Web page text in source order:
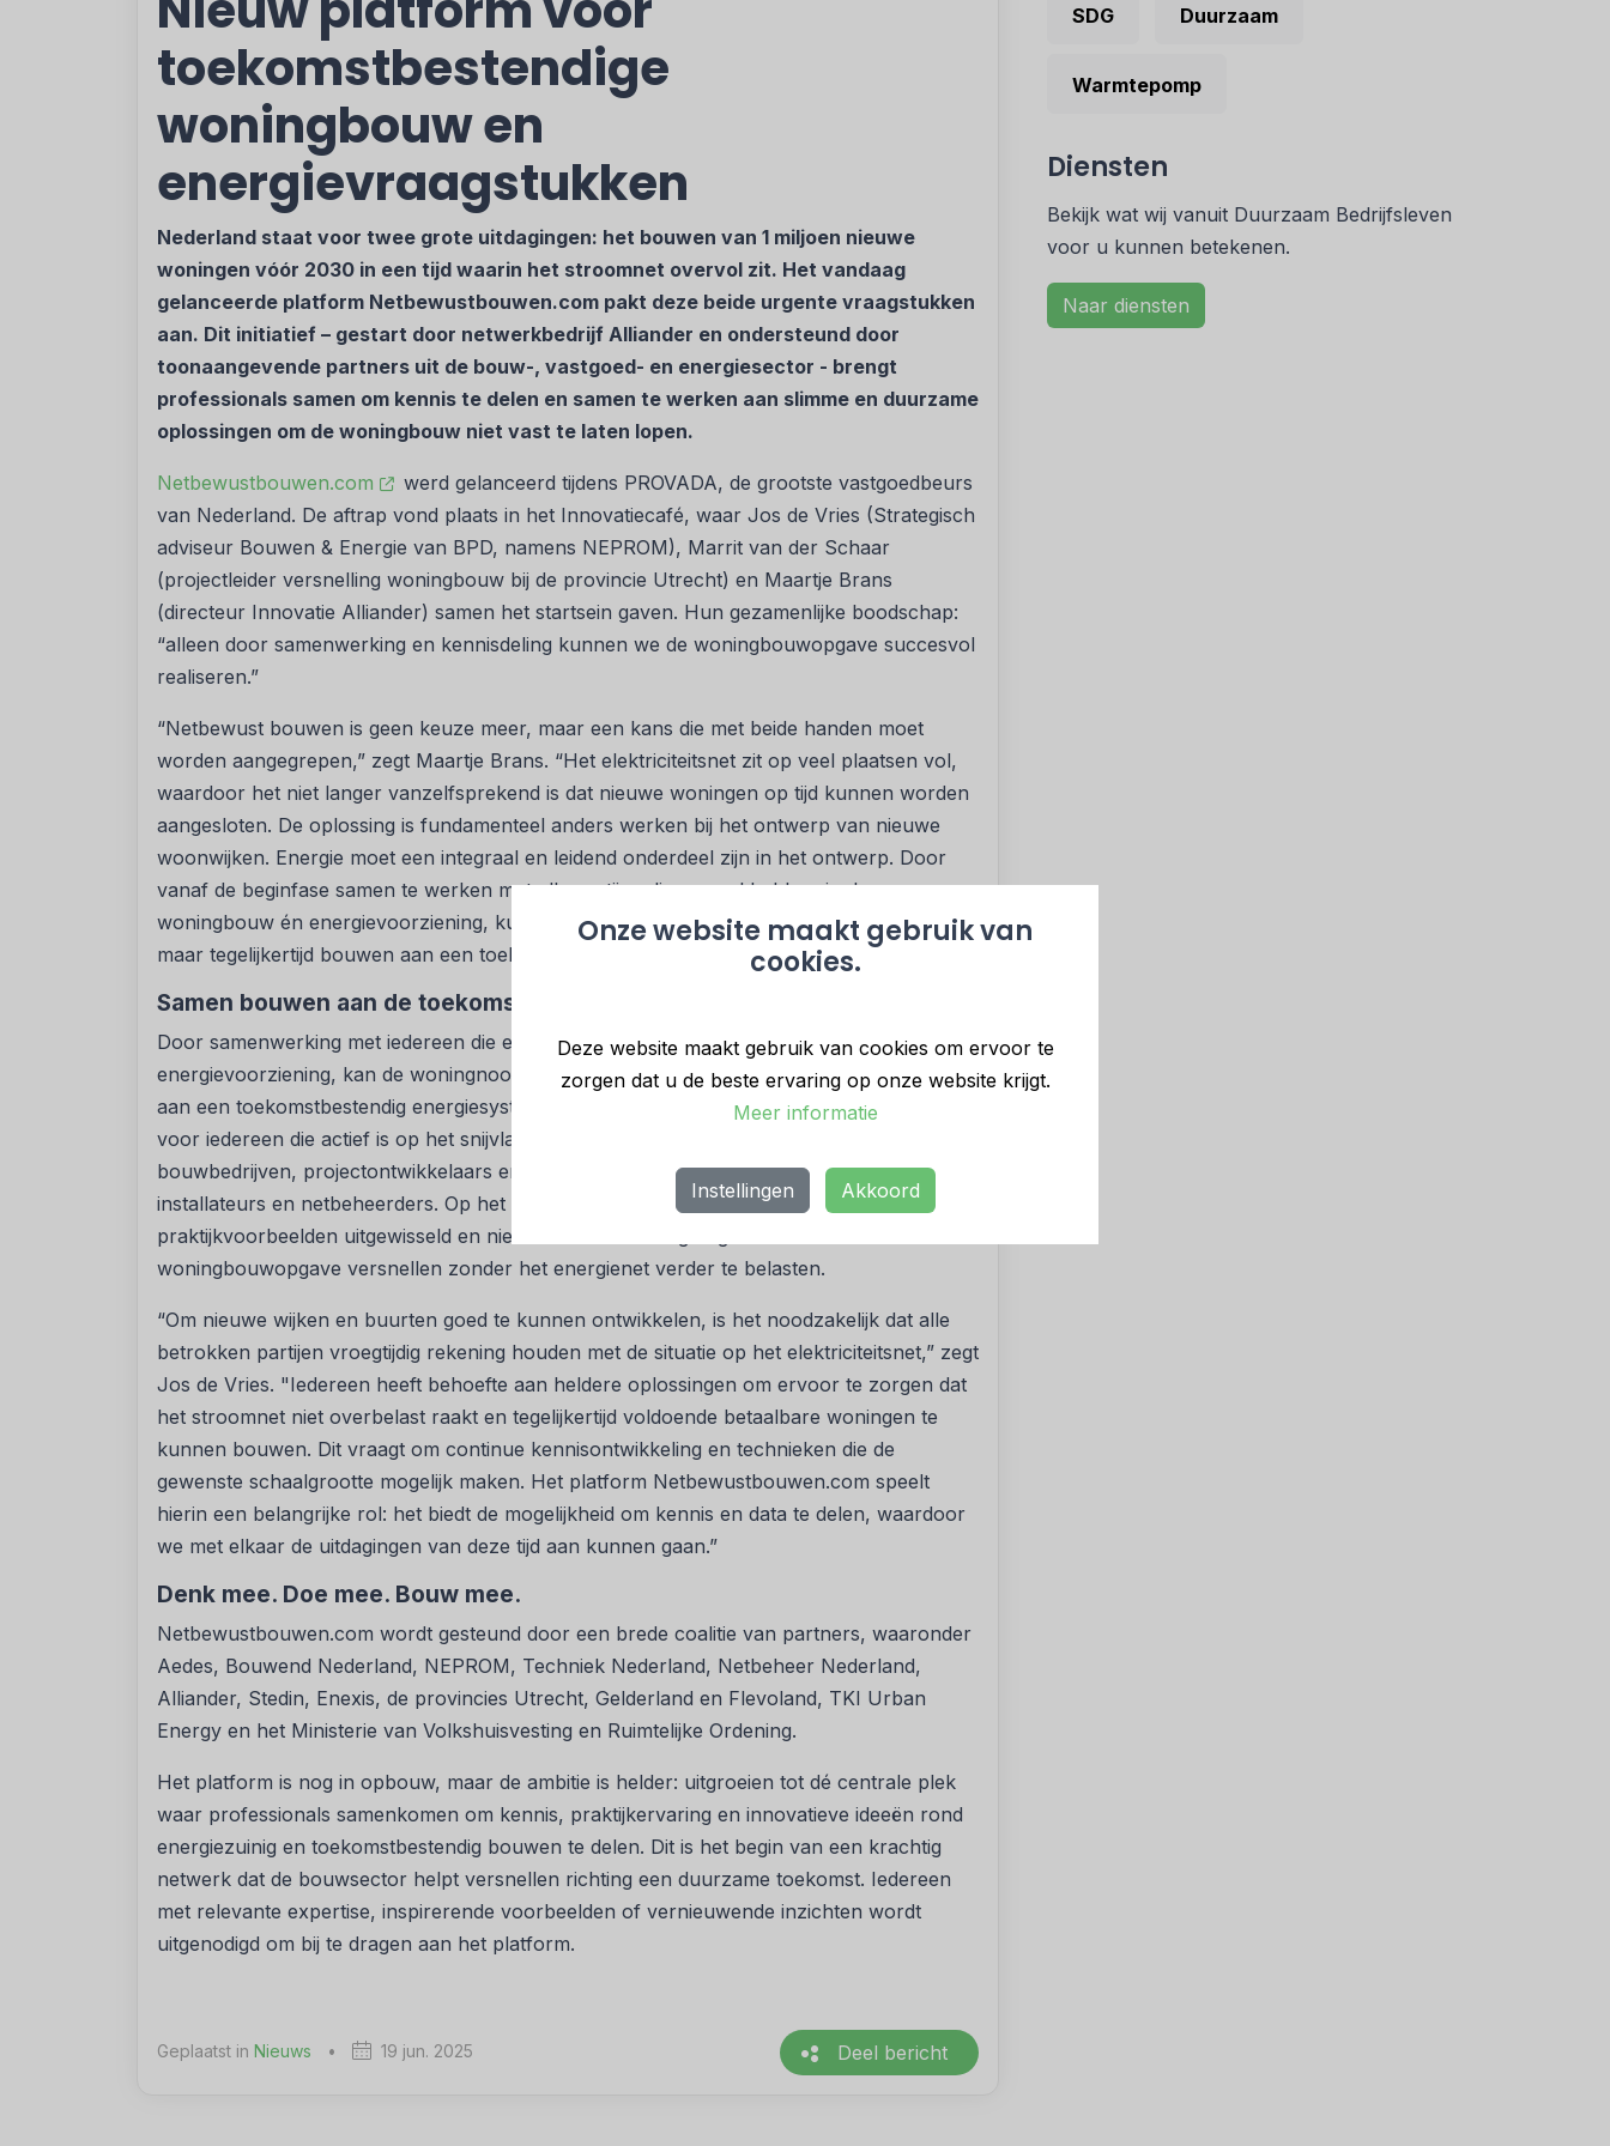
Onze website maakt gebruik van
cookies.
Deze website maakt gebruik van cookies om ervoor te
zorgen dat u de beste ervaring op onze website krijgt.
Meer informatie
Instellingen Akkoord
toekomstbestendige
woningbouw en
energievraagstukken
Nederland staat voor twee grote uitdagingen: het bouwen van 1 miljoen nieuwe
woningen vóór 2030 in een tijd waarin het stroomnet overvol zit. Het vandaag
gelanceerde platform Netbewustbouwen.com pakt deze beide urgente vraagstukken
aan. Dit initiatief – gestart door netwerkbedrijf Alliander en ondersteund door
toonaangevende partners uit de bouw-, vastgoed- en energiesector - brengt
professionals samen om kennis te delen en samen te werken aan slimme en duurzame
oplossingen om de woningbouw niet vast te laten lopen.
Netbewustbouwen.com
werd gelanceerd tijdens PROVADA, de grootste vastgoedbeurs
van Nederland. De aftrap vond plaats in het Innovatiecafé, waar Jos de Vries (Strategisch
adviseur Bouwen & Energie van BPD, namens NEPROM), Marrit van der Schaar
(projectleider versnelling woningbouw bij de provincie Utrecht) en Maartje Brans
(directeur Innovatie Alliander) samen het startsein gaven. Hun gezamenlijke boodschap:
“alleen door samenwerking en kennisdeling kunnen we de woningbouwopgave succesvol
realiseren.”
“Netbewust bouwen is geen keuze meer, maar een kans die met beide handen moet
worden aangegrepen,” zegt Maartje Brans. “Het elektriciteitsnet zit op veel plaatsen vol,
waardoor het niet langer vanzelfsprekend is dat nieuwe woningen op tijd kunnen worden
aangesloten. De oplossing is fundamenteel anders werken bij het ontwerp van nieuwe
woonwijken. Energie moet een integraal en leidend onderdeel zijn in het ontwerp. Door
vanaf de beginfase samen te werken met alle partijen die een rol hebben in de
woningbouw én energievoorziening, kunnen we niet alleen de woningnood aanpakken,
maar tegelijkertijd bouwen aan een toekomstbestendig energiesysteem.”
Samen bouwen aan de toekomst van wonen en energie
Door samenwerking met iedereen die een rol heeft in de woningbouwopgave en
energievoorziening, kan de woningnood worden aangepakt en tegelijk worden gebouwd
aan een toekomstbestendig energiesysteem. Het nieuwe platform is daarom beschikbaar
voor iedereen die actief is op het snijvlak van woningbouw en energievoorziening. Van
bouwbedrijven, projectontwikkelaars en architecten tot gemeenten, woningcorporaties,
installateurs en netbeheerders. Op het platform worden innovatieve ideeën gedeeld,
praktijkvoorbeelden uitgewisseld en nieuwe samenwerkingen gesmeed. Het doel? De
woningbouwopgave versnellen zonder het energienet verder te belasten.
“Om nieuwe wijken en buurten goed te kunnen ontwikkelen, is het noodzakelijk dat alle
betrokken partijen vroegtijdig rekening houden met de situatie op het elektriciteitsnet,” zegt
Jos de Vries. "Iedereen heeft behoefte aan heldere oplossingen om ervoor te zorgen dat
het stroomnet niet overbelast raakt en tegelijkertijd voldoende betaalbare woningen te
kunnen bouwen. Dit vraagt om continue kennisontwikkeling en technieken die de
gewenste schaalgrootte mogelijk maken. Het platform Netbewustbouwen.com speelt
hierin een belangrijke rol: het biedt de mogelijkheid om kennis en data te delen, waardoor
we met elkaar de uitdagingen van deze tijd aan kunnen gaan.”
Denk mee. Doe mee. Bouw mee.
Netbewustbouwen.com wordt gesteund door een brede coalitie van partners, waaronder
Aedes, Bouwend Nederland, NEPROM, Techniek Nederland, Netbeheer Nederland,
Alliander, Stedin, Enexis, de provincies Utrecht, Gelderland en Flevoland, TKI Urban
Energy en het Ministerie van Volkshuisvesting en Ruimtelijke Ordening.
Het platform is nog in opbouw, maar de ambitie is helder: uitgroeien tot dé centrale plek
waar professionals samenkomen om kennis, praktijkervaring en innovatieve ideeën rond
energiezuinig en toekomstbestendig bouwen te delen. Dit is het begin van een krachtig
netwerk dat de bouwsector helpt versnellen richting een duurzame toekomst. Iedereen
met relevante expertise, inspirerende voorbeelden of vernieuwende inzichten wordt
uitgenodigd om bij te dragen aan het platform.
Geplaatst in Nieuws • 19 jun. 2025 Deel bericht
SDG Duurzaam
Warmtepomp
Diensten
Bekijk wat wij vanuit Duurzaam Bedrijfsleven
voor u kunnen betekenen.
Naar diensten